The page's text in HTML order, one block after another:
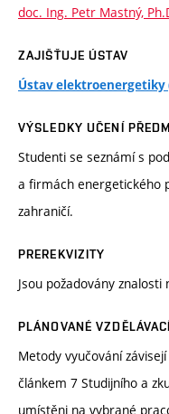
doc. Ing. Petr Mastný,
ZAJIŠŤUJE ÚSTAV
Ústav elektroenergetiky
VÝSLEDKY UČENÍ
Studenti se seznámí s
a firmách energetického
zahraničí.
PREREKVIZITY
Jsou požadovány
PLÁNOVANÉ
Metody vyučování
článkem 7 Studijního a
umístěni na vybrané